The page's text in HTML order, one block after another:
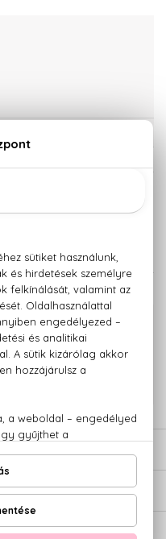
visszaküldési garanciával
+36 20